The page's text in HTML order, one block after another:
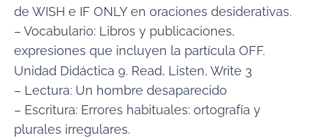
de WISH e IF ONLY en oraciones desiderativas.
– Vocabulario: Libros y publicaciones,
expresiones que incluyen la partícula OFF.
Unidad Didáctica 9. Read, Listen, Write 3
– Lectura: Un hombre desaparecido
– Escritura: Errores habituales: ortografía y
plurales irregulares.